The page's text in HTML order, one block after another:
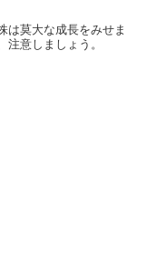
は莫大な成長をみせま
意しましょう。